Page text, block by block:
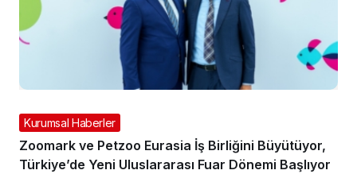
Kurumsal Haberler
Zoomark ve Petzoo Eurasia İş Birliğini Büyütüyor,
Türkiye’de Yeni Uluslararası Fuar Dönemi Başlıyor